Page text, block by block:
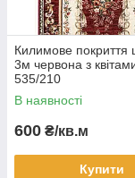
Килимове покриття
3м червона з
535/210
В наявності
600 ₴/кв.м
Купити